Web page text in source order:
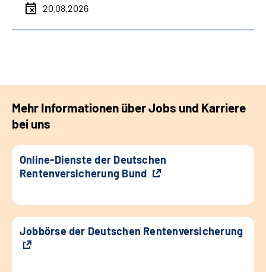
20.08.2026
Mehr Informationen über Jobs und Karriere
bei uns
Online-Dienste der Deutschen
Rentenversicherung Bund
Jobbörse der Deutschen Rentenversicherung